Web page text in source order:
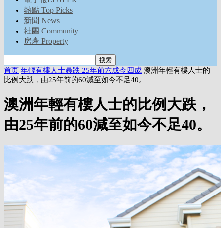
熱點 Top Picks
新聞 News
社團 Community
房產 Property
首页 年輕有樓人士暴跌 25年前六成今四成 澳洲年輕有樓人士的
比例大跌，由25年前的60減至如今不足40。
澳洲年輕有樓人士的比例大跌，
由25年前的60減至如今不足40。